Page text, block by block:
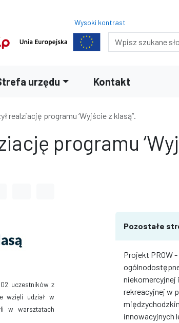
Wysoki kontrast
Normalny
Wyszukiwarka
urzędu Kontakt
realziację programu ‘Wyjście z klasą”.
programu
uczestników z
wzięli udział w
w warsztatach
Pozostałe
Projekt PROW
rekreacyjnej w
innowacyjnych